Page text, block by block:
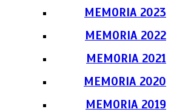
MEMORIA 2023
MEMORIA 2022
MEMORIA 2021
MEMORIA 2020
MEMORIA 2019